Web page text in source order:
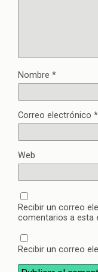
Nombre *
Correo electrónico *
Web
Recibir un correo
comentarios a esta
Recibir un correo